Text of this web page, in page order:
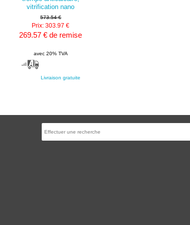
vitrification nano
573.54 €
Prix: 303.97 €
269.57 € de remise
avec 20% TVA
Livraison gratuite